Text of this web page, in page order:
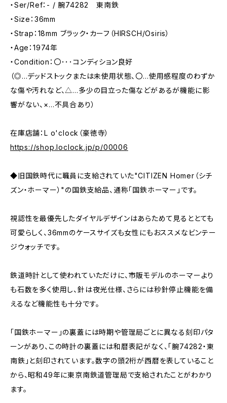
・Ser/Ref：- / 腕74282 東南鉄
・Size：36mm
・Strap：18mm ブラック・カーフ（HIRSCH/Osiris）
・Age：1974年
・Condition：〇･･･コンディション良好
（◎…デッドストックまたは未使用状態、〇…使用感程度のわずか
な傷や汚れなど、△…多少の目立った傷などがあるが機能に影
響がない、×…不具合あり）
在庫店舗：L o'clock（豪徳寺）
https://shop.loclock.jp/p/00006
◆旧国鉄時代に職員に支給されていた"CITIZEN Homer（シチ
ズン・ホーマー）"の国鉄支給品、通称「国鉄ホーマー」です。
視認性を最優先したダイヤルデザインはあらためて見るととても
可愛らしく、36mmのケースサイズも女性にもおススメなビンテー
ジウォッチです。
鉄道時計として使われていただけに、市販モデルのホーマーより
も石数を多く使用し、針は夜光仕様、さらには秒針停止機能を備
えるなど機能性も十分です。
「国鉄ホーマー」の裏蓋には時期や管理局ごとに異なる刻印パタ
ーンがあり、この時計の裏蓋には和暦表記がなく、「腕74282・東
南鉄」と刻印されています。数字の頭2桁が西暦を表していること
から、昭和49年に東京南鉄道管理局で支給されたことがわかり
ます。